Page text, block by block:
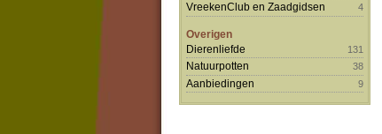
VreekenClub en Zaadgidsen 4
Overigen
Dierenliefde
131
Natuurpotten 38
Aanbiedingen 9